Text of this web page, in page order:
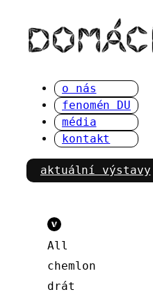
obsah
o nás
fenomén DU
média
kontakt
aktuální výstavy
All
chemlon
drát